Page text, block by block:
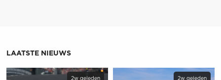
LAATSTE NIEUWS
2w geleden 2w geleden